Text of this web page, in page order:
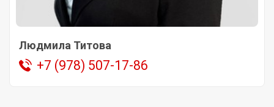
Людмила Титова
+7 (978) 507-17-86